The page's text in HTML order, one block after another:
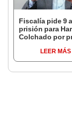
Fiscalía pide 9
prisión para
Colchado por
incompatible y
ideológica
LEER MÁS